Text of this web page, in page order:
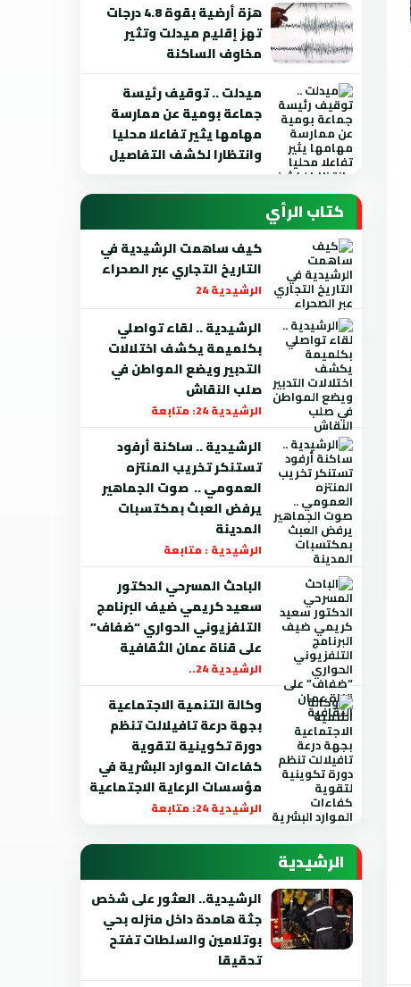
هزة أرضية بقوة 4.8 درجات
تهز إقليم ميدلت وتثير
مخاوف الساكنة
ميدلت .. توقيف رئيسة
جماعة بومية عن ممارسة
مهامها يثير تفاعلا محليا
وانتظارا لكشف التفاصيل
كتاب الرأي
كيف ساهمت الرشيدية في
التاريخ التجاري عبر الصحراء
الرشيدية 24
الرشيدية .. لقاء تواصلي
بكلميمة يكشف اختلالات
التدبير ويضع المواطن في
صلب النقاش
الرشيدية 24: متابعة
الرشيدية .. ساكنة أرفود
تستنكر تخريب المنتزه
العمومي .. صوت الجماهير
يرفض العبث بمكتسبات
المدينة
الرشيدية : متابعة
الباحث المسرحي الدكتور
سعيد كريمي ضيف البرنامج
التلفزيوني الحواري “ضفاف”
على قناة عمان الثقافية
الرشيدية 24..
وكالة التنمية الاجتماعية
بجهة درعة تافيلالت تنظم
دورة تكوينية لتقوية
كفاءات الموارد البشرية في
مؤسسات الرعاية الاجتماعية
الرشيدية 24: متابعة
الرشيدية
الرشيدية.. العثور على شخص
جثة هامدة داخل منزله بحي
بوتلامين والسلطات تفتح
تحقيقا